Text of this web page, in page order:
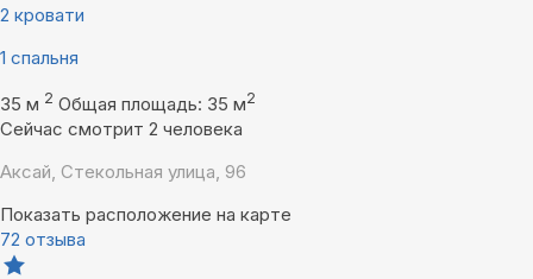
2 кровати
1 спальня
35 м 2 Общая площадь: 35 м2
Сейчас смотрит 2 человека
Аксай, Стекольная улица, 96
Показать расположение на карте
72 отзыва